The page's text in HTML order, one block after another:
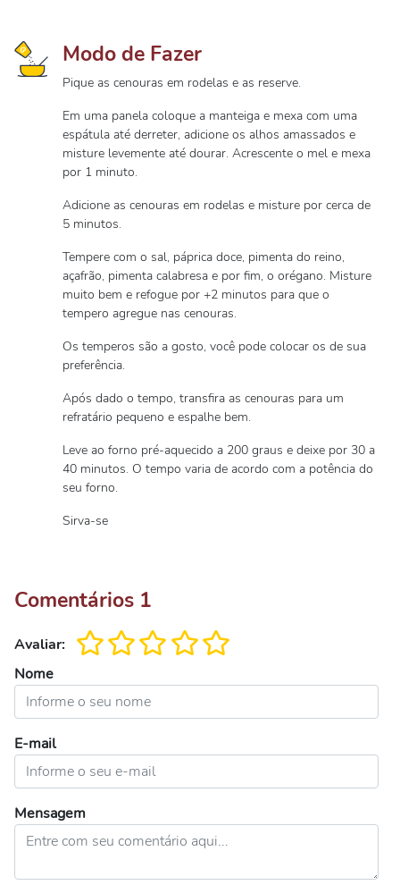
Modo de Fazer
Pique as cenouras em rodelas e as reserve.
Em uma panela coloque a manteiga e mexa com uma
espátula até derreter, adicione os alhos amassados e
misture levemente até dourar. Acrescente o mel e mexa
por 1 minuto.
Adicione as cenouras em rodelas e misture por cerca de
5 minutos.
Tempere com o sal, páprica doce, pimenta do reino,
açafrão, pimenta calabresa e por fim, o orégano. Misture
muito bem e refogue por +2 minutos para que o
tempero agregue nas cenouras.
Os temperos são a gosto, você pode colocar os de sua
preferência.
Após dado o tempo, transfira as cenouras para um
refratário pequeno e espalhe bem.
Leve ao forno pré-aquecido a 200 graus e deixe por 30 a
40 minutos. O tempo varia de acordo com a potência do
seu forno.
Sirva-se
Comentários 1
Avaliar:
Nome
E-mail
Mensagem